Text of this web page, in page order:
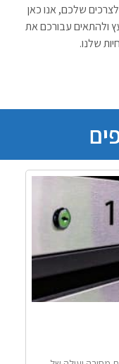
שלכם, אנו כאן
ולהתאים עבורכם את
שלנו.